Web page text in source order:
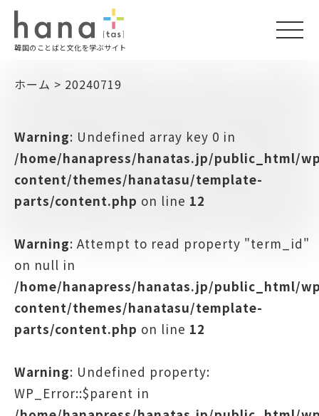
韓国のことばと文化を学ぶサイト
ホーム > 20240719
Warning: Undefined array key 0 in
/home/hanapress/hanatas.jp/public_html/
content/themes/hanatasu/template-
parts/content.php on line 12
Warning: Attempt to read property "term_id"
on null in
/home/hanapress/hanatas.jp/public_html/
content/themes/hanatasu/template-
parts/content.php on line 12
Warning: Undefined property:
WP_Error::$parent in